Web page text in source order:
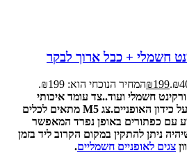
₪199
המחיר הנוכחי הוא: ₪199.
צד עומד איכותי
כידון האופניים.
צג M5 מתאים לכלים
עם כפתורים באופן נפרד המאפשר
ניתן להתקין במקום הקרוב ליד בזמן
צגים לאופניים חשמליים.